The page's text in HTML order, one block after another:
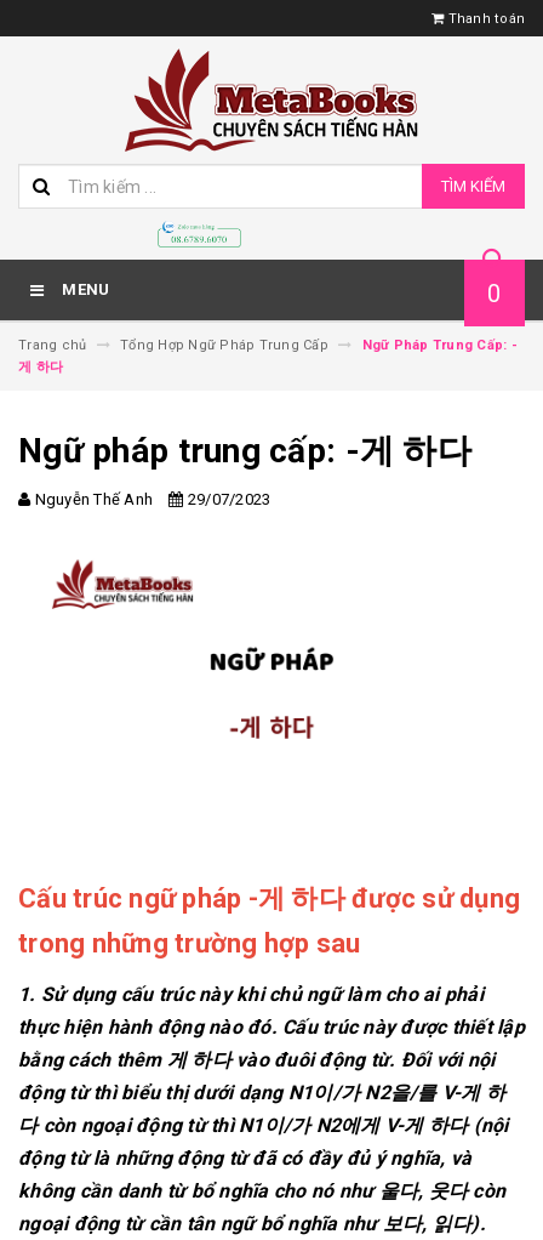
Thanh toán
TÌM KIẾM
MENU 0
Trang chủ Tổng Hợp Ngữ Pháp Trung Cấp
Ngữ Pháp Trung Cấp: -
게 하다
Ngữ pháp trung cấp: -게 하다
Nguyễn Thế Anh 29/07/2023
Cấu trúc ngữ pháp -게 하다 được sử dụng
trong những trường hợp sau
1. Sử dụng cấu trúc này khi chủ ngữ làm cho ai phải
thực hiện hành động nào đó. Cấu trúc này được thiết lập
bằng cách thêm 게 하다 vào đuôi động từ. Đối với nội
động từ thì biểu thị dưới dạng N1이/가 N2을/를 V-게 하
다 còn ngoại động từ thì N1이/가 N2에게 V-게 하다 (nội
động từ là những động từ đã có đầy đủ ý nghĩa, và
không cần danh từ bổ nghĩa cho nó như 울다, 웃다 còn
ngoại động từ cần tân ngữ bổ nghĩa như 보다, 읽다).